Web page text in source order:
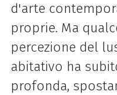
d'arte
proprie. Ma
percezione del
abitativo ha
profonda,